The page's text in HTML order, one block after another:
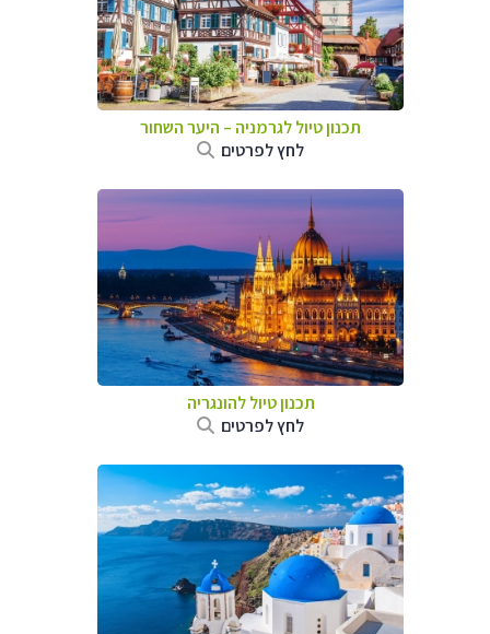
תכנון טיול לגרמניה – היער השחור
לחץ לפרטים
תכנון טיול להונגריה
לחץ לפרטים